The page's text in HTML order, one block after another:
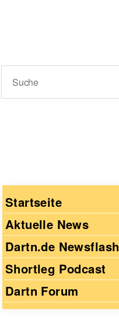
Startseite
Aktuelle News
Dartn.de Newsflash
Shortleg Podcast
Dartn Forum